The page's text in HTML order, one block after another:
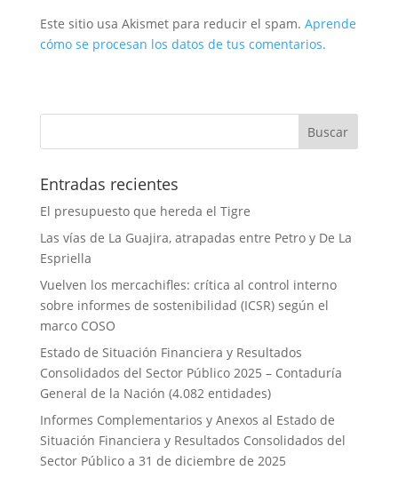
Este sitio usa Akismet para reducir el spam. Aprende
cómo se procesan los datos de tus comentarios.
Entradas recientes
El presupuesto que hereda el Tigre
Las vías de La Guajira, atrapadas entre Petro y De La
Espriella
Vuelven los mercachifles: crítica al control interno
sobre informes de sostenibilidad (ICSR) según el
marco COSO
Estado de Situación Financiera y Resultados
Consolidados del Sector Público 2025 – Contaduría
General de la Nación (4.082 entidades)
Informes Complementarios y Anexos al Estado de
Situación Financiera y Resultados Consolidados del
Sector Público a 31 de diciembre de 2025